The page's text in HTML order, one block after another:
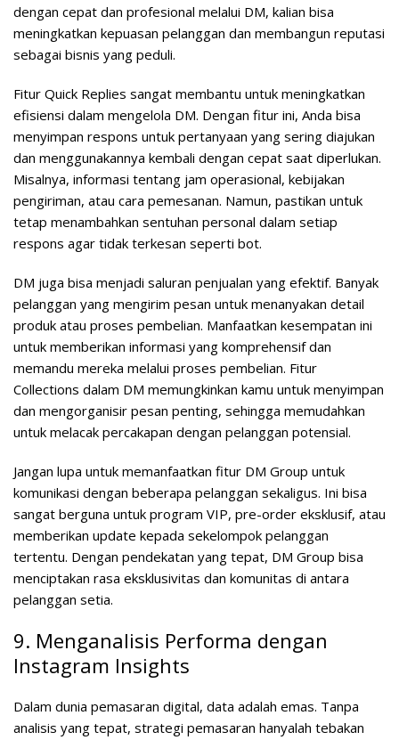
dengan cepat dan profesional melalui DM, kalian bisa
meningkatkan kepuasan pelanggan dan membangun reputasi
sebagai bisnis yang peduli.
Fitur Quick Replies sangat membantu untuk meningkatkan
efisiensi dalam mengelola DM. Dengan fitur ini, Anda bisa
menyimpan respons untuk pertanyaan yang sering diajukan
dan menggunakannya kembali dengan cepat saat diperlukan.
Misalnya, informasi tentang jam operasional, kebijakan
pengiriman, atau cara pemesanan. Namun, pastikan untuk
tetap menambahkan sentuhan personal dalam setiap
respons agar tidak terkesan seperti bot.
DM juga bisa menjadi saluran penjualan yang efektif. Banyak
pelanggan yang mengirim pesan untuk menanyakan detail
produk atau proses pembelian. Manfaatkan kesempatan ini
untuk memberikan informasi yang komprehensif dan
memandu mereka melalui proses pembelian. Fitur
Collections dalam DM memungkinkan kamu untuk menyimpan
dan mengorganisir pesan penting, sehingga memudahkan
untuk melacak percakapan dengan pelanggan potensial.
Jangan lupa untuk memanfaatkan fitur DM Group untuk
komunikasi dengan beberapa pelanggan sekaligus. Ini bisa
sangat berguna untuk program VIP, pre-order eksklusif, atau
memberikan update kepada sekelompok pelanggan
tertentu. Dengan pendekatan yang tepat, DM Group bisa
menciptakan rasa eksklusivitas dan komunitas di antara
pelanggan setia.
9. Menganalisis Performa dengan
Instagram Insights
Dalam dunia pemasaran digital, data adalah emas. Tanpa
analisis yang tepat, strategi pemasaran hanyalah tebakan